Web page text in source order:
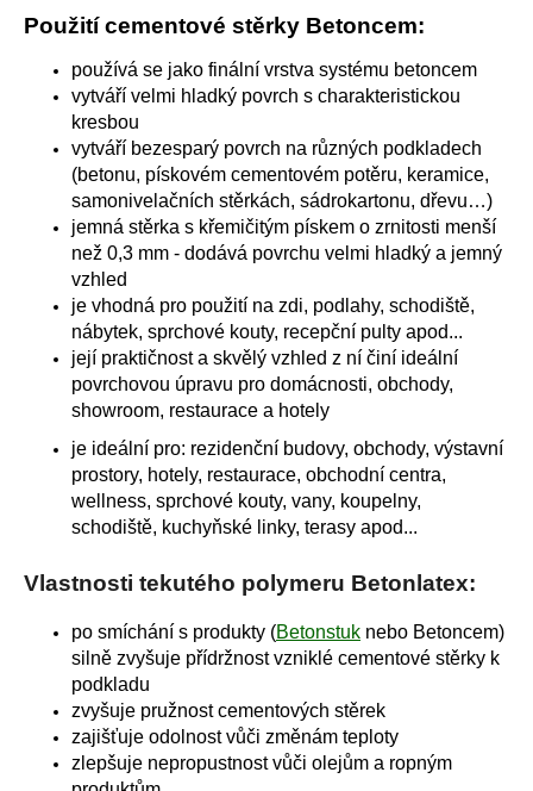
Použití cementové stěrky Betoncem:
používá se jako finální vrstva systému betoncem
vytváří velmi hladký povrch s charakteristickou
kresbou
vytváří bezesparý povrch na různých podkladech
(betonu, pískovém cementovém potěru, keramice,
samonivelačních stěrkách, sádrokartonu, dřevu…)
jemná stěrka s křemičitým pískem o zrnitosti menší
než 0,3 mm - dodává povrchu velmi hladký a jemný
vzhled
je vhodná pro použití na zdi, podlahy, schodiště,
nábytek, sprchové kouty, recepční pulty apod...
její praktičnost a skvělý vzhled z ní činí ideální
povrchovou úpravu pro domácnosti, obchody,
showroom, restaurace a hotely
je ideální pro: rezidenční budovy, obchody, výstavní
prostory, hotely, restaurace, obchodní centra,
wellness, sprchové kouty, vany, koupelny,
schodiště, kuchyňské linky, terasy apod...
Vlastnosti tekutého polymeru Betonlatex:
po smíchání s produkty (Betonstuk nebo Betoncem)
silně zvyšuje přídržnost vzniklé cementové stěrky k
podkladu
zvyšuje pružnost cementových stěrek
zajišťuje odolnost vůči změnám teploty
zlepšuje nepropustnost vůči olejům a ropným